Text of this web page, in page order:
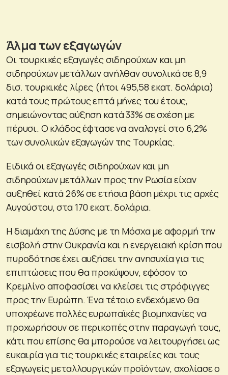
Άλμα των εξαγωγών
Οι τουρκικές εξαγωγές σιδηρούχων και μη
σιδηρούχων μετάλλων ανήλθαν συνολικά σε 8,9
δισ. τουρκικές λίρες (ήτοι 495,58 εκατ. δολάρια)
κατά τους πρώτους επτά μήνες του έτους,
σημειώνοντας αύξηση κατά 33% σε σχέση με
πέρυσι. Ο κλάδος έφτασε να αναλογεί στο 6,2%
των συνολικών εξαγωγών της Τουρκίας.
Ειδικά οι εξαγωγές σιδηρούχων και μη
σιδηρούχων μετάλλων προς την Ρωσία είχαν
αυξηθεί κατά 26% σε ετήσια βάση μέχρι τις αρχές
Αυγούστου, στα 170 εκατ. δολάρια.
Η διαμάχη της Δύσης με τη Μόσχα με αφορμή την
εισβολή στην Ουκρανία και η ενεργειακή κρίση που
πυροδότησε έχει αυξήσει την ανησυχία για τις
επιπτώσεις που θα προκύψουν, εφόσον το
Κρεμλίνο αποφασίσει να κλείσει τις στρόφιγγες
προς την Ευρώπη. Ένα τέτοιο ενδεχόμενο θα
υποχρέωνε πολλές ευρωπαϊκές βιομηχανίες να
προχωρήσουν σε περικοπές στην παραγωγή τους,
κάτι που επίσης θα μπορούσε να λειτουργήσει ως
ευκαιρία για τις τουρκικές εταιρείες και τους
εξαγωγείς μεταλλουργικών προϊόντων, σχολίασε ο